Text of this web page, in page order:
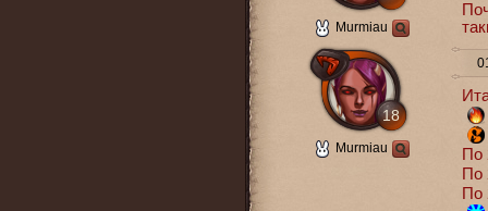
Murmiau
18
Murmiau
По
По
По